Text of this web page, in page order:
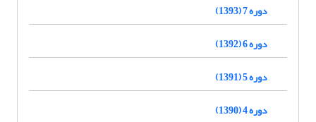
دوره 7 (1393)
دوره 6 (1392)
دوره 5 (1391)
دوره 4 (1390)